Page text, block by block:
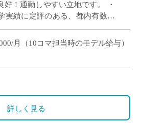
好！通勤しやすい立地です。 ・
実績に定評のある、都内有数の
取り組めます
月（10コマ担当時のモデル給与）
詳しく見る